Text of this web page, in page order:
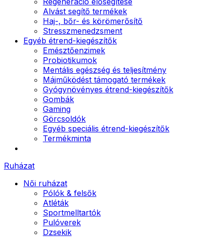
Alvást segítő termékek
Haj-, bőr- és körömerősítő
Stresszmenedzsment
Egyéb étrend-kiegészítők
Emésztőenzimek
Probiotikumok
Mentális egészség és teljesítmény
Májműködést támogató termékek
Gyógynövényes étrend-kiegészítők
Gombák
Gaming
Görcsoldók
Egyéb speciális étrend-kiegészítők
Termékminta
Ruházat
Női ruházat
Pólók & felsők
Atléták
Sportmelltartók
Pulóverek
Dzsekik